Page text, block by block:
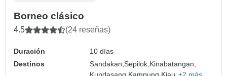
Borneo clásico
4.5 (24 reseñas)
Duración
10 días
Destinos
Sandakan,Sepilok,Kinabatangan,